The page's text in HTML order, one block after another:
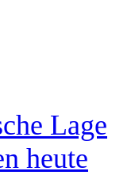
Lage
heute